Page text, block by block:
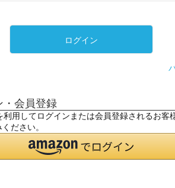
ログイン
・会員登録
用してログインまたは会員登録されるお客
ださい。